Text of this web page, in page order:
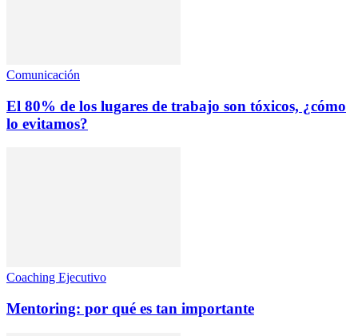
Comunicación
El 80% de los lugares de trabajo son tóxicos, ¿cómo
lo evitamos?
Coaching Ejecutivo
Mentoring: por qué es tan importante